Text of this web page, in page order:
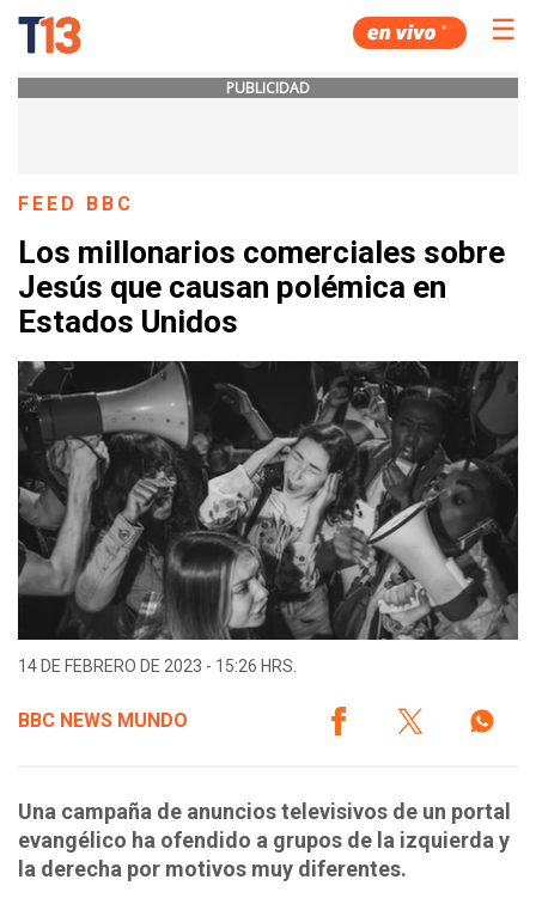
☰
PUBLICIDAD
FEED BBC
Los millonarios comerciales sobre
Jesús que causan polémica en
Estados Unidos
14 DE FEBRERO DE 2023 - 15:26 HRS.
BBC NEWS MUNDO
Una campaña de anuncios televisivos de un portal
evangélico ha ofendido a grupos de la izquierda y
la derecha por motivos muy diferentes.